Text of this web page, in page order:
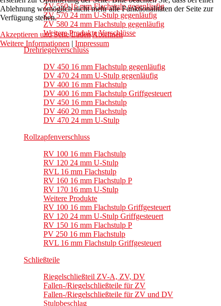
ZV 550 16 mm Flachstulp gegenläufig
ZV 570 24 mm U-Stulp gegenläufig
ZV 580 24 mm Flachstulp gegenläufig
Weitere Produkte Verschlüsse
Drehriegelverschluss
DV 450 16 mm Flachstulp gegenläufig
DV 470 24 mm U-Stulp gegenläufig
DV 400 16 mm Flachstulp
DV 400 16 mm Flachstulp Griffgesteuert
DV 450 16 mm Flachstulp
DV 460 20 mm Flachstulp
DV 470 24 mm U-Stulp
Rollzapfenverschluss
RV 100 16 mm Flachstulp
RV 120 24 mm U-Stulp
RVL 16 mm Flachstulp
RV 160 16 mm Flachstulp P
RV 170 16 mm U-Stulp
Weitere Produkte
RV 100 16 mm Flachstulp Griffgesteuert
RV 120 24 mm U-Stulp Griffgesteuert
RV 150 16 mm Flachstulp P
PV 250 16 mm Flachstulp
RVL 16 mm Flachstulp Griffgesteuert
Schließteile
Riegelschließteil ZV-A, ZV, DV
Fallen-/Riegelschließteile für ZV
Fallen-/Riegelschließteile für ZV und DV
Stulpbeschlag
Ablehnung womöglich nicht mehr alle Funktionalitäten der Seite zur
Verfügung stehen.
Akzeptieren und Seite LadenAblehnen
Weitere Informationen | Impressum